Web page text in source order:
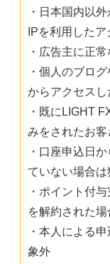
・日本国内以
IPを利用した
・広告主に正
・個人のブロ
からアクセス
・既にLIGHT
みをされたお
・口座申込日
ていない場合
・ポイント付
を解約された
・本人による
象外